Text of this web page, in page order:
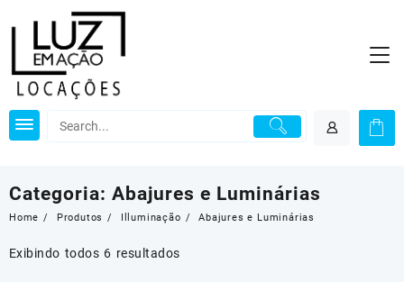
content
Categoria: Abajures e Luminárias
Home Produtos Illuminação Abajures e Luminárias
Exibindo todos 6 resultados